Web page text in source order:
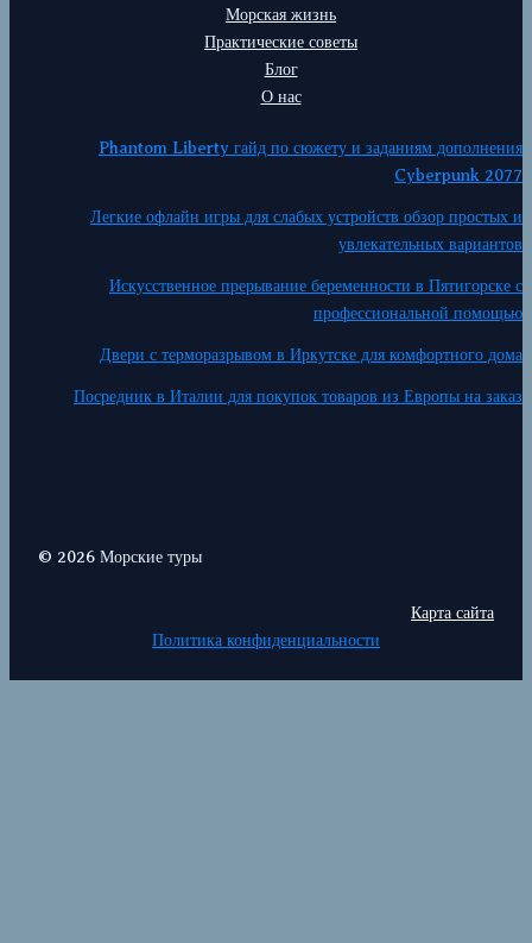
Морская жизнь
Практические советы
Блог
О нас
Phantom Liberty гайд по сюжету и заданиям дополнения
Cyberpunk 2077
Легкие офлайн игры для слабых устройств обзор простых и
увлекательных вариантов
Искусственное прерывание беременности в Пятигорске с
профессиональной помощью
Двери с терморазрывом в Иркутске для комфортного дома
Посредник в Италии для покупок товаров из Европы на заказ
© 2026 Морские туры
Карта сайта
Политика конфиденциальности